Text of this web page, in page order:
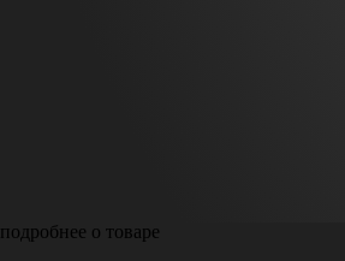
подробнее о товаре